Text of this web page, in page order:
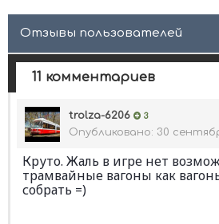
Отзывы пользователей
11 комментариев
trolza-6206 3
Опубликовано: 30
Круто. Жаль в игре нет
трамвайные вагоны как
собрать =)